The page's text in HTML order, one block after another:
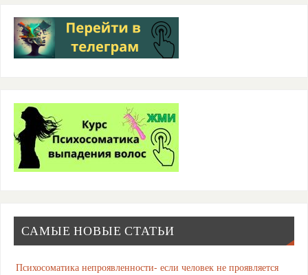
САМЫЕ НОВЫЕ СТАТЬИ
Психосоматика непроявленности- если человек не проявляется